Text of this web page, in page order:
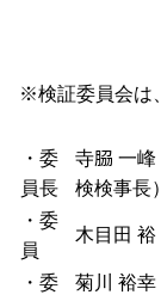
※検証委員会は
・委
員長
寺𦚰 一
検検事長）
・委
員
木目田 裕
・委
菊川 裕